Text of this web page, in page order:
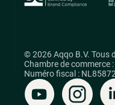
© 2026 Aqqo B.V. Tous
Chambre de commerce
Numéro fiscal :